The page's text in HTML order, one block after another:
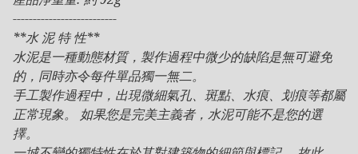
--------------------------
**水 泥 特 性**
水泥是一種動態材質，製作過程中微少的缺陷是無可避免
的，同時亦令每件單品獨一無二。
手工製作過程中，出現微細氣孔、斑點、水痕、划痕等都屬
正常現象。 如果您是完美主義者，水泥可能不是您的選
擇。